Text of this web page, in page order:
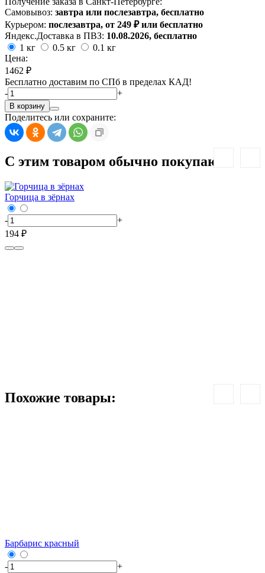
Самовывоз: завтра или послезавтра, бесплатно
Курьером: послезавтра, от 249 ₽ или бесплатно
Яндекс.Доставка в ПВЗ: 10.08.2026, бесплатно
1 кг
0.5 кг
0.1 кг
Цена:
1462 ₽
Бесплатно доставим по СПб в пределах КАД!
-
+
В корзину
Поделитесь или сохраните:
С этим товаром обычно покупают:
Горчица в зёрнах
-
+
194 ₽
Похожие товары:
Барбарис красный
-
+